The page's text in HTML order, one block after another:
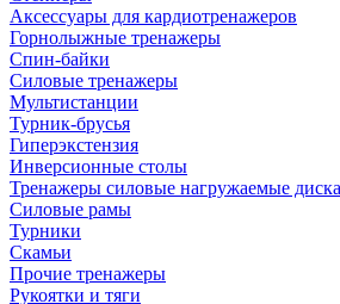
Аксессуары для кардиотренажеров
Горнолыжные тренажеры
Спин-байки
Силовые тренажеры
Мультистанции
Турник-брусья
Гиперэкстензия
Инверсионные столы
Тренажеры силовые нагружаемые
Силовые рамы
Турники
Скамьи
Прочие тренажеры
Рукоятки и тяги